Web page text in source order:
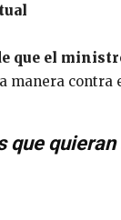
que el
manera
que